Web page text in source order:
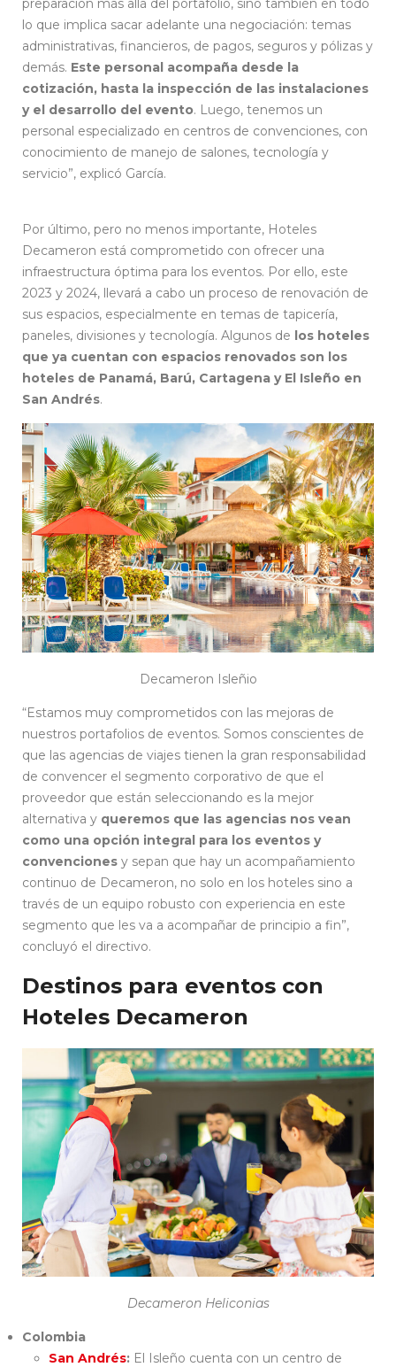
preparación más allá del portafolio, sino también en todo
lo que implica sacar adelante una negociación: temas
administrativas, financieros, de pagos, seguros y pólizas y
demás. Este personal acompaña desde la
cotización, hasta la inspección de las instalaciones
y el desarrollo del evento. Luego, tenemos un
personal especializado en centros de convenciones, con
conocimiento de manejo de salones, tecnología y
servicio”, explicó García.
Por último, pero no menos importante, Hoteles
Decameron está comprometido con ofrecer una
infraestructura óptima para los eventos. Por ello, este
2023 y 2024, llevará a cabo un proceso de renovación de
sus espacios, especialmente en temas de tapicería,
paneles, divisiones y tecnología. Algunos de los hoteles
que ya cuentan con espacios renovados son los
hoteles de Panamá, Barú, Cartagena y El Isleño en
San Andrés.
Decameron Isleñio
“Estamos muy comprometidos con las mejoras de
nuestros portafolios de eventos. Somos conscientes de
que las agencias de viajes tienen la gran responsabilidad
de convencer el segmento corporativo de que el
proveedor que están seleccionando es la mejor
alternativa y queremos que las agencias nos vean
como una opción integral para los eventos y
convenciones y sepan que hay un acompañamiento
continuo de Decameron, no solo en los hoteles sino a
través de un equipo robusto con experiencia en este
segmento que les va a acompañar de principio a fin”,
concluyó el directivo.
Destinos para eventos con
Hoteles Decameron
Decameron Heliconias
Colombia
San Andrés: El Isleño cuenta con un centro de